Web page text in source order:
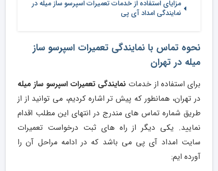
مزایای استفاده از خدمات تعمیرات اسپرسو ساز میله در
نمایندگی امداد آی پی
نحوه تماس با نمایندگی تعمیرات اسپرسو ساز
میله در تهران
برای استفاده از خدمات نمایندگی تعمیرات اسپرسو ساز میله
در تهران، همانطور که پیش تر اشاره کردیم، می توانید از از
طریق شماره تماس های مندرج در انتهای این مطلب اقدام
نمایید. یکی دیگر از راه های ثبت درخواست تعمیرات
سایت امداد آی پی می باشد که در ادامه مراحل آن را
آورده ایم: